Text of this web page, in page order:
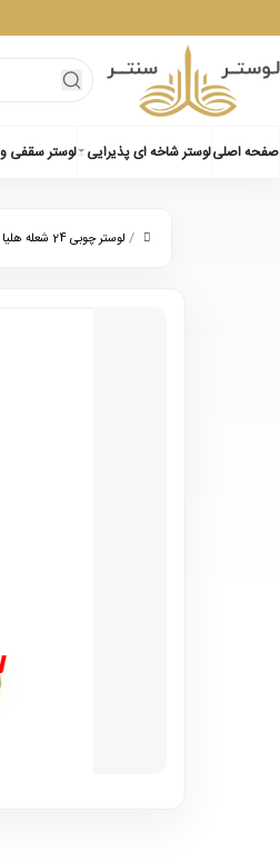
صفحه اصلیلوستر شاخه ای پذیرایی لوستر سقفی
/ لوستر چوبی 24 شعله هلیا